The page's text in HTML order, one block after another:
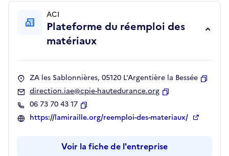
ACI
Plateforme du réemploi des
matériaux
ZA les Sablonnières, 05120 L'Argentière la Bessée
direction.iae@cpie-hautedurance.org
06 73 70 43 17
Copier
https://lamiraille.org/reemploi-des-materiaux/
Voir la fiche de l'entreprise